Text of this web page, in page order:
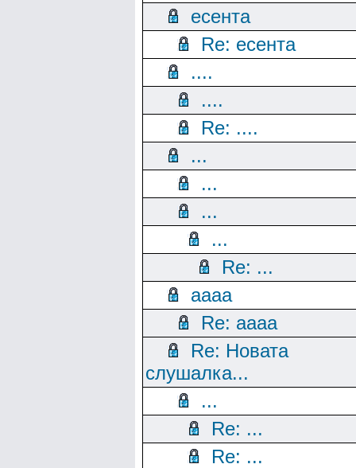
есента
Re: есента
....
....
Re: ....
...
...
...
...
Re: ...
aaaa
Re: aaaa
Re: Новата
слушалка...
...
Re: ...
Re: ...